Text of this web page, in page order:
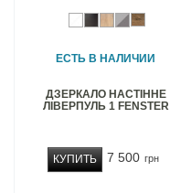
ЕСТЬ В НАЛИЧИИ
ДЗЕРКАЛО НАСТІННЕ
ЛІВЕРПУЛЬ 1 FENSTER
7 500 грн
КУПИТЬ